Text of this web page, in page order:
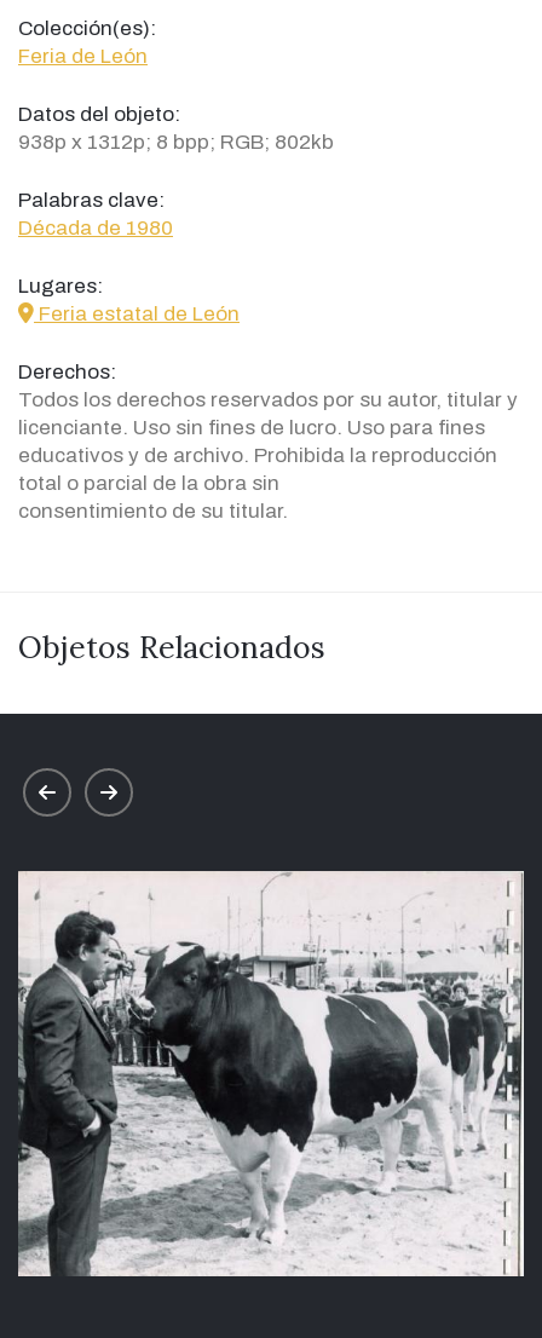
Colección(es):
Feria de León
Datos del objeto:
938p x 1312p; 8 bpp; RGB; 802kb
Palabras clave:
Década de 1980
Lugares:
icon
Feria estatal de León
Derechos:
Todos los derechos reservados por su autor, titular y
licenciante. Uso sin fines de lucro. Uso para fines
educativos y de archivo. Prohibida la reproducción
total o parcial de la obra sin
consentimiento de su titular.
Objetos Relacionados
prev next